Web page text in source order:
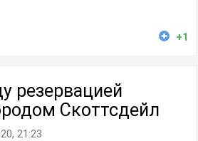
+1
резервацией
Скоттсдейл
21:23